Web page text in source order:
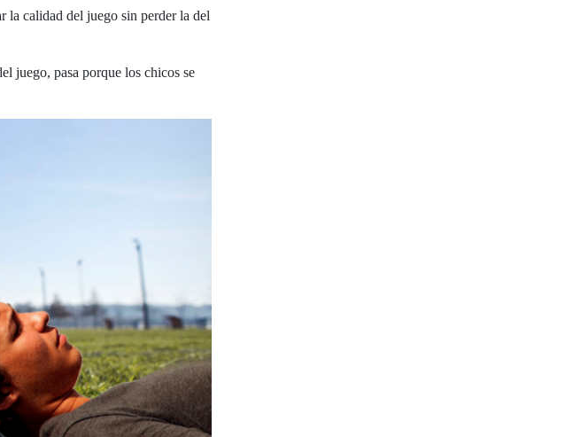
la calidad del juego sin perder la del
juego, pasa porque los chicos se